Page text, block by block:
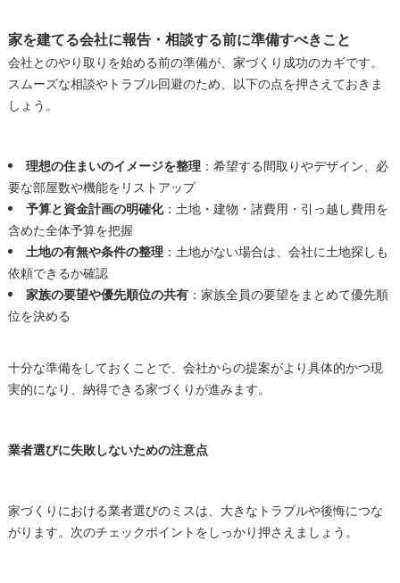
家を建てる会社に報告・相談する前に準備すべきこと
会社とのやり取りを始める前の準備が、家づくり成功のカギです。
スムーズな相談やトラブル回避のため、以下の点を押さえておきま
しょう。
理想の住まいのイメージを整理：希望する間取りやデザイン、必
要な部屋数や機能をリストアップ
予算と資金計画の明確化：土地・建物・諸費用・引っ越し費用を
含めた全体予算を把握
土地の有無や条件の整理：土地がない場合は、会社に土地探しも
依頼できるか確認
家族の要望や優先順位の共有：家族全員の要望をまとめて優先順
位を決める
十分な準備をしておくことで、会社からの提案がより具体的かつ現
実的になり、納得できる家づくりが進みます。
業者選びに失敗しないための注意点
家づくりにおける業者選びのミスは、大きなトラブルや後悔につな
がります。次のチェックポイントをしっかり押さえましょう。